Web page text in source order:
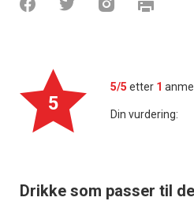
5
5/5 etter 1
Din vurdering:
Drikke som passer til